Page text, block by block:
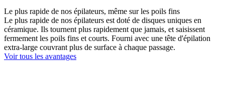
Le plus rapide de nos épilateurs, même sur les poils fins
Le plus rapide de nos épilateurs est doté de disques uniques en
céramique. Ils tournent plus rapidement que jamais, et saisissent
fermement les poils fins et courts. Fourni avec une tête d'épilation
extra-large couvrant plus de surface à chaque passage.
Voir tous les avantages